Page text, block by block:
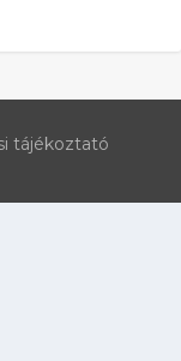
tájékoztató